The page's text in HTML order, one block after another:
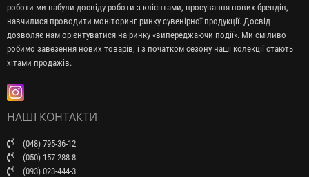
роботи ми набули досвіду роботи з клієнтами, просування нових брендів,
навчилися проводити моніторинг ринку сувенірної продукції. Досвід
дозволяє нам орієнтуватися на ринку «випереджаючи події». Ми сміливо
робимо завезення нових товарів, і з початком сезону наші колекції стають
хітами продажів.
НАШІ КОНТАКТИ
(048) 795-36-12
(050) 157-288-8
(093) 023-444-3